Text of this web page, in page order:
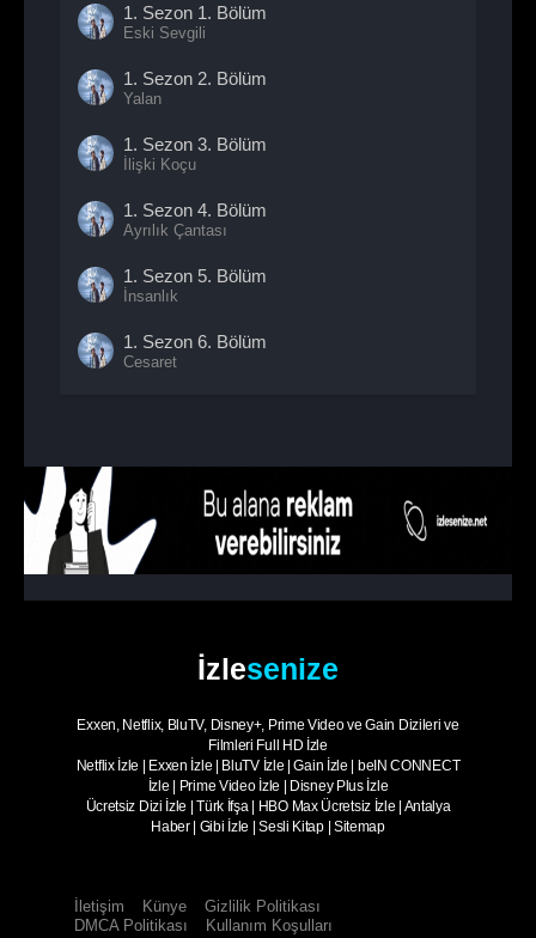
1. Sezon 1. Bölüm
Eski Sevgili
1. Sezon 2. Bölüm
Yalan
1. Sezon 3. Bölüm
İlişki Koçu
1. Sezon 4. Bölüm
Ayrılık Çantası
1. Sezon 5. Bölüm
İnsanlık
1. Sezon 6. Bölüm
Cesaret
1. Sezon8. Bölüm
1. Sezon 9. Bölüm
Monotonluk
1. Sezon10. Bölüm- Sezon Finali
İzlesenize
Exxen, Netflix, BluTV, Disney+, Prime Video ve Gain Dizileri ve
Filmleri Full HD İzle
Netflix İzle | Exxen İzle | BluTV İzle |Gain İzle | beIN CONNECT
İzle | Prime Video İzle | Disney Plus İzle
Ücretsiz Dizi İzle |Türk İfşa | HBO Max Ücretsiz İzle | Antalya
Haber| Gibi İzle |Sesli Kitap| Sitemap
İletişim Künye
Gizlilik Politikası
DMCA Politikası
Kullanım Koşulları